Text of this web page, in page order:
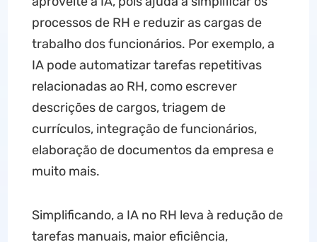
processos de RH e reduzir as cargas de
trabalho dos funcionários. Por exemplo, a
IA pode automatizar tarefas repetitivas
relacionadas ao RH, como escrever
descrições de cargos, triagem de
currículos, integração de funcionários,
elaboração de documentos da empresa e
muito mais.
Simplificando, a IA no RH leva à redução de
tarefas manuais, maior eficiência,